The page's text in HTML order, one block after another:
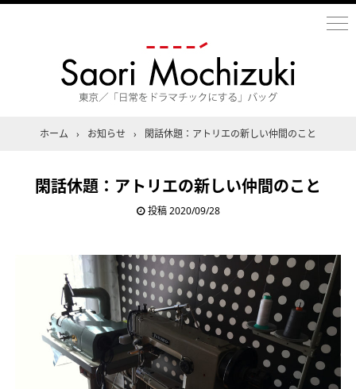
ホーム › お知らせ › 閑話休題：アトリエの新しい仲間のこと
閑話休題：アトリエの新しい仲間のこと
投稿2020/09/28